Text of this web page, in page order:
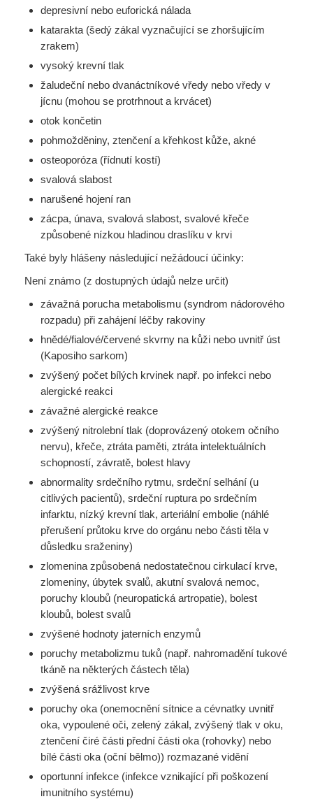
depresivní nebo euforická nálada
katarakta (šedý zákal vyznačující se zhoršujícím
zrakem)
vysoký krevní tlak
žaludeční nebo dvanáctníkové vředy nebo vředy v
jícnu (mohou se protrhnout a krvácet)
otok končetin
pohmožděniny, ztenčení a křehkost kůže, akné
osteoporóza (řídnutí kostí)
svalová slabost
narušené hojení ran
zácpa, únava, svalová slabost, svalové křeče
způsobené nízkou hladinou draslíku v krvi
Také byly hlášeny následující nežádoucí účinky:
Není známo (z dostupných údajů nelze určit)
závažná porucha metabolismu (syndrom nádorového
rozpadu) při zahájení léčby rakoviny
hnědé/fialové/červené skvrny na kůži nebo uvnitř úst
(Kaposiho sarkom)
zvýšený počet bílých krvinek např. po infekci nebo
alergické reakci
závažné alergické reakce
zvýšený nitrolební tlak (doprovázený otokem očního
nervu), křeče, ztráta paměti, ztráta intelektuálních
schopností, závratě, bolest hlavy
abnormality srdečního rytmu, srdeční selhání (u
citlivých pacientů), srdeční ruptura po srdečním
infarktu, nízký krevní tlak, arteriální embolie (náhlé
přerušení průtoku krve do orgánu nebo části těla v
důsledku sraženiny)
zlomenina způsobená nedostatečnou cirkulací krve,
zlomeniny, úbytek svalů, akutní svalová nemoc,
poruchy kloubů (neuropatická artropatie), bolest
kloubů, bolest svalů
zvýšené hodnoty jaterních enzymů
poruchy metabolizmu tuků (např. nahromadění tukové
tkáně na některých částech těla)
zvýšená srážlivost krve
poruchy oka (onemocnění sítnice a cévnatky uvnitř
oka, vypoulené oči, zelený zákal, zvýšený tlak v oku,
ztenčení čiré části přední části oka (rohovky) nebo
bílé části oka (oční bělmo)) rozmazané vidění
oportunní infekce (infekce vznikající při poškození
imunitního systému)